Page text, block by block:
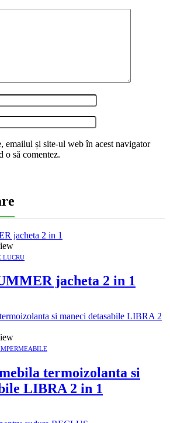
emailul și site-ul web în acest navigator
o să comentez.
LUCRU
jacheta 2 in 1
termoizolanta si
LIBRA 2 in 1